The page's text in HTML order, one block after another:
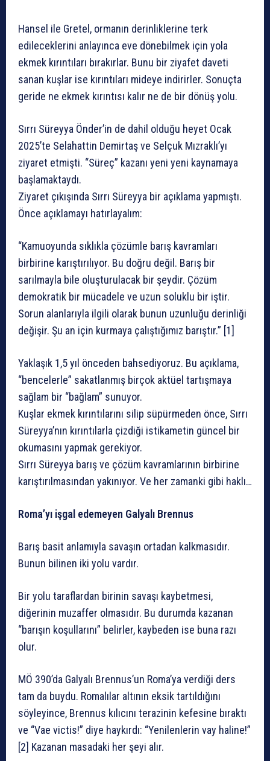
Hansel ile Gretel, ormanın derinliklerine terk
edileceklerini anlayınca eve dönebilmek için yola
ekmek kırıntıları bırakırlar. Bunu bir ziyafet daveti
sanan kuşlar ise kırıntıları mideye indirirler. Sonuçta
geride ne ekmek kırıntısı kalır ne de bir dönüş yolu.
Sırrı Süreyya Önder’in de dahil olduğu heyet Ocak
2025’te Selahattin Demirtaş ve Selçuk Mızraklı’yı
ziyaret etmişti. “Süreç” kazanı yeni yeni kaynamaya
başlamaktaydı.
Ziyaret çıkışında Sırrı Süreyya bir açıklama yapmıştı.
Önce açıklamayı hatırlayalım:
“Kamuoyunda sıklıkla çözümle barış kavramları
birbirine karıştırılıyor. Bu doğru değil. Barış bir
sarılmayla bile oluşturulacak bir şeydir. Çözüm
demokratik bir mücadele ve uzun soluklu bir iştir.
Sorun alanlarıyla ilgili olarak bunun uzunluğu derinliği
değişir. Şu an için kurmaya çalıştığımız barıştır.” [1]
Yaklaşık 1,5 yıl önceden bahsediyoruz. Bu açıklama,
“bencelerle” sakatlanmış birçok aktüel tartışmaya
sağlam bir “bağlam” sunuyor.
Kuşlar ekmek kırıntılarını silip süpürmeden önce, Sırrı
Süreyya’nın kırıntılarla çizdiği istikametin güncel bir
okumasını yapmak gerekiyor.
Sırrı Süreyya barış ve çözüm kavramlarının birbirine
karıştırılmasından yakınıyor. Ve her zamanki gibi haklı…
Roma’yı işgal edemeyen Galyalı Brennus
Barış basit anlamıyla savaşın ortadan kalkmasıdır.
Bunun bilinen iki yolu vardır.
Bir yolu taraflardan birinin savaşı kaybetmesi,
diğerinin muzaffer olmasıdır. Bu durumda kazanan
“barışın koşullarını” belirler, kaybeden ise buna razı
olur.
MÖ 390’da Galyalı Brennus’un Roma’ya verdiği ders
tam da buydu. Romalılar altının eksik tartıldığını
söyleyince, Brennus kılıcını terazinin kefesine bıraktı
ve “Vae victis!” diye haykırdı: “Yenilenlerin vay haline!”
[2] Kazanan masadaki her şeyi alır.